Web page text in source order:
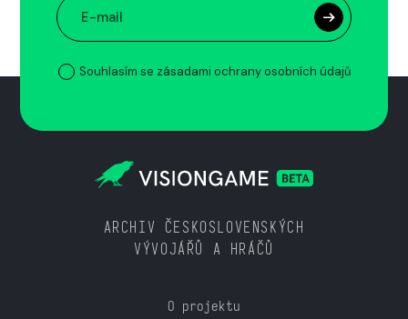
Souhlasím se zásadami ochrany osobních údajů
ARCHIV ČESKOSLOVENSKÝCH
VÝVOJÁŘŮ A HRÁČŮ
O projektu